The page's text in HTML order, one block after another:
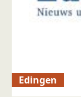
Edingen